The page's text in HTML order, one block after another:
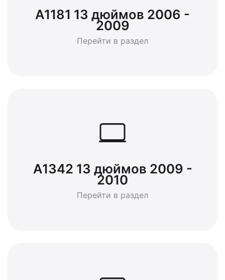
A1181 13 дюймов 2006 -
2009
Перейти в раздел
A1342 13 дюймов 2009 -
2010
Перейти в раздел